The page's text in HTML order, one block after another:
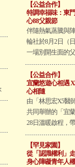
【公益合作】
特調幸福味：東
心88父親節
伴隨熱氣蒸騰與
輪社於8月2日（
一場別開生面的
【公益合作】
宜蘭悠遊心相遇
心相隨
由「林思宏X5醫
共同舉辦的「宜
28日溫暖啟程，
【罕見家園】
從「認識權利」
身心障礙青年人